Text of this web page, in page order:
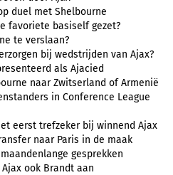
duel met Shelbourne
favoriete basiself gezet?
te verslaan?
bij wedstrijden van Ajax?
als Ajacied
naar Zwitserland of Armenië
in Conference League
eerst trefzeker bij winnend Ajax
naar Paris in de maak
gesprekken
ook Brandt aan